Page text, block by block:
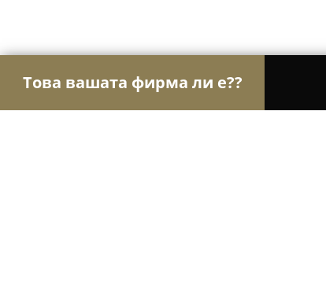
Това вашата фирма ли е??